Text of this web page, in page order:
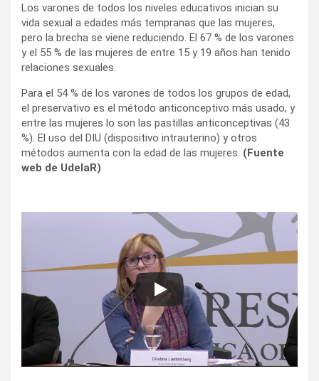
Los varones de todos los niveles educativos inician su
vida sexual a edades más tempranas que las mujeres,
pero la brecha se viene reduciendo. El 67 % de los varones
y el 55 % de las mujeres de entre 15 y 19 años han tenido
relaciones sexuales.
Para el 54 % de los varones de todos los grupos de edad,
el preservativo es el método anticonceptivo más usado, y
entre las mujeres lo son las pastillas anticonceptivas (43
%). El uso del DIU (dispositivo intrauterino) y otros
métodos aumenta con la edad de las mujeres. (Fuente
web de UdelaR)